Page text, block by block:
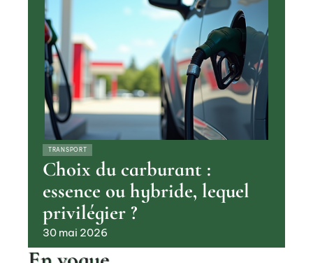
TRANSPORT
Choix du carburant :
essence ou hybride, lequel
privilégier ?
30 mai 2026